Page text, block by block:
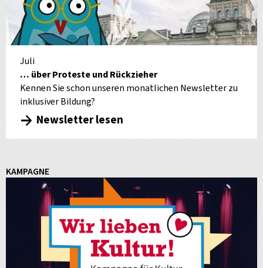
Juli
… über Proteste und Rückzieher
Kennen Sie schon unseren monatlichen Newsletter zu
inklusiver Bildung?
Newsletter lesen
KAMPAGNE